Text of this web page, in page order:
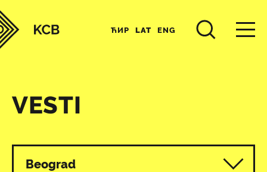
ЋИР LAT ENG
VESTI
Svi programi
Beograd